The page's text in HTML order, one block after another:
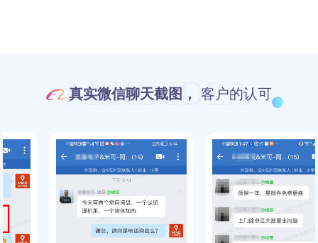
MIKE IDEA
真实微信聊天截图， 客户的认可